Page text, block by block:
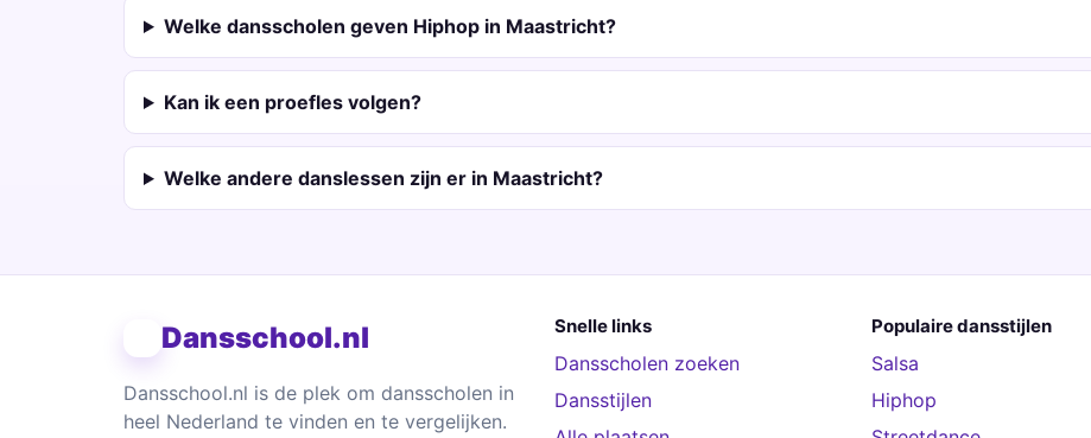
Welke dansscholen geven Hiphop in Maastricht?
Kan ik een proefles volgen?
Welke andere danslessen zijn er in Maastricht?
Dansschool.nl
Dansschool.nl is de plek om dansscholen in
heel Nederland te vinden en te vergelijken.
Snelle links
Dansscholen zoeken
Dansstijlen
Populaire dansstijlen
Salsa
Hiphop